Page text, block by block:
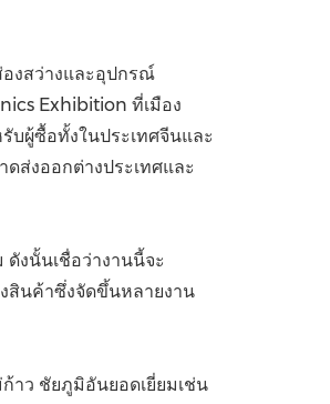
งสว่างและอุปกรณ์
Exhibition ที่เมือง
บผู้ซื้อทั้งในประเทศจีนและ
ส่งออกต่างประเทศและ
งนั้นเชื่อว่างานนี้จะ
สินค้าซึ่งจัดขึ้นหลายงาน
าว ชัยภูมิอันยอดเยี่ยมเช่น